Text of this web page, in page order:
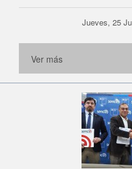
Jueves, 25
Ver más